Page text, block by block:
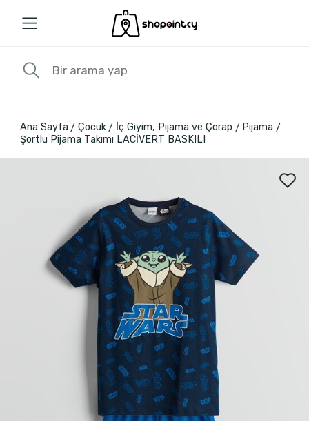
Ana Sayfa Çocuk İç Giyim, Pijama ve Çorap
Pijama
Şortlu Pijama Takımı LACİVERT BASKILI